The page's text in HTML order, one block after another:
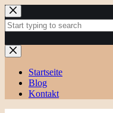
Zum
Inhalt
springen
Keine
Ergebnisse
Startseite
Blog
Kontakt